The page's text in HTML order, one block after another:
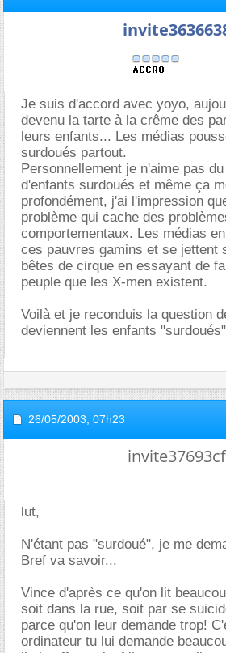
Je suis d'accord avec yoyo,
devenu la tarte à la crême des
leurs enfants... Les médias
surdoués partout.
Personnellement je n'aime pas
d'enfants surdoués et même ça
profondément, j'ai l'impression
problème qui cache des
comportementaux. Les médias
ces pauvres gamins et se jettent
bêtes de cirque en essayant de
peuple que les X-men existent.
Voilà et je reconduis la question
deviennent les enfants
26/05/2003, 07h23
lut,
N'étant pas "surdoué", je me
Bref va savoir...
Vince d'après ce qu'on lit
soit dans la rue, soit par se
parce qu'on leur demande trop!
ordinateur tu lui demande